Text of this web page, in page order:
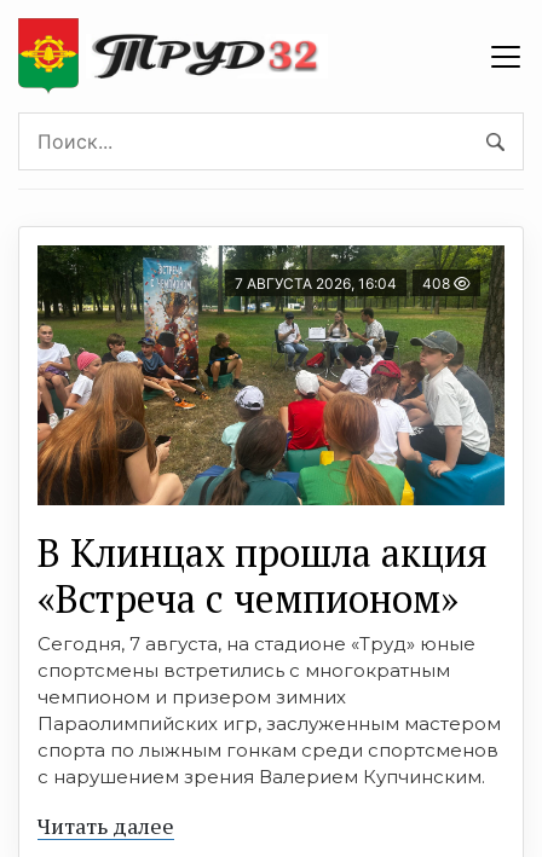
7 АВГУСТА 2026, 16:04 408
В Клинцах прошла акция
«Встреча с чемпионом»
Сегодня, 7 августа, на стадионе «Труд» юные
спортсмены встретились с многократным
чемпионом и призером зимних
Параолимпийских игр, заслуженным мастером
спорта по лыжным гонкам среди спортсменов
с нарушением зрения Валерием Купчинским.
Читать далее